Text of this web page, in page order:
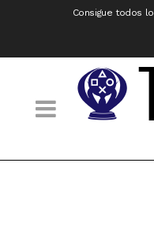
Consigue todos